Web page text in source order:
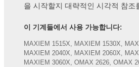
을 시작할지 대략적인 시각적 참조
이 기계들에서 사용 가능합니다:
MAXIEM 1515X, MAXIEM 1530X,
MAXIEM 2040X, MAXIEM 2060X,
MAXIEM 3060X, OMAX 2626, OMAX